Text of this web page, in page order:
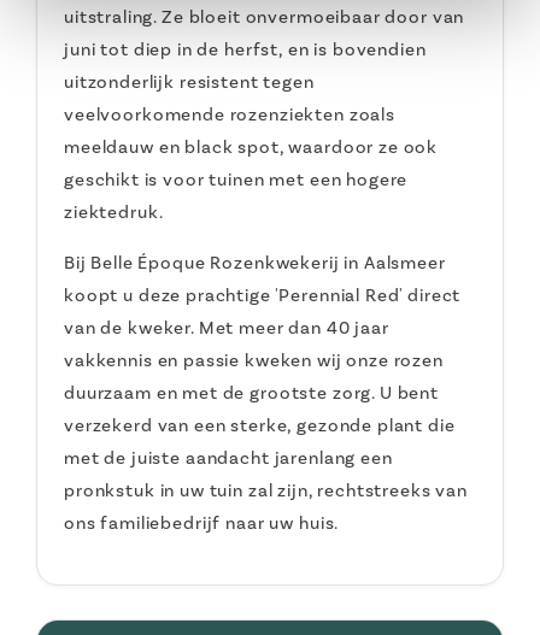
uitstraling. Ze bloeit onvermoeibaar door van
juni tot diep in de herfst, en is bovendien
uitzonderlijk resistent tegen
veelvoorkomende rozenziekten zoals
meeldauw en black spot, waardoor ze ook
geschikt is voor tuinen met een hogere
ziektedruk.
Bij Belle Époque Rozenkwekerij in Aalsmeer
koopt u deze prachtige 'Perennial Red' direct
van de kweker. Met meer dan 40 jaar
vakkennis en passie kweken wij onze rozen
duurzaam en met de grootste zorg. U bent
verzekerd van een sterke, gezonde plant die
met de juiste aandacht jarenlang een
pronkstuk in uw tuin zal zijn, rechtstreeks van
ons familiebedrijf naar uw huis.